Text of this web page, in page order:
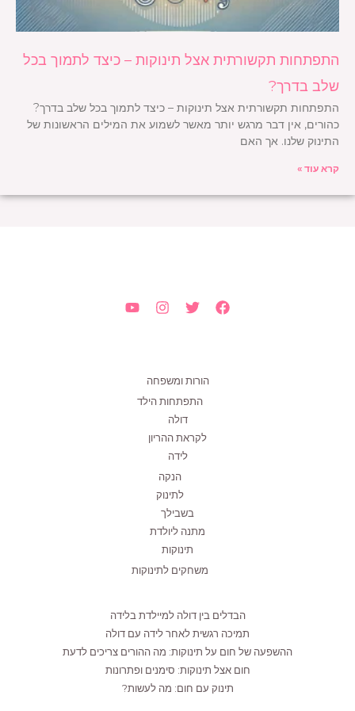
התפתחות תקשורתית אצל תינוקות – כיצד לתמוך בכל
שלב בדרך?
התפתחות תקשורתית אצל תינוקות – כיצד לתמוך בכל שלב בדרך?
כהורים, אין דבר מרגש יותר מאשר לשמוע את המילים הראשונות של
התינוק שלנו. אך האם
קרא עוד »
הורות ומשפחה
התפתחות הילד
דולה
לקראת ההריון
לידה
הנקה
לתינוק
בשבילך
מתנה ליולדת
תינוקות
משחקים לתינוקות
הבדלים בין דולה למיילדת בלידה
תמיכה רגשית לאחר לידה עם דולה
ההשפעה של חום על תינוקות: מה ההורים צריכים לדעת
חום אצל תינוקות: סימנים ופתרונות
תינוק עם חום: מה לעשות?